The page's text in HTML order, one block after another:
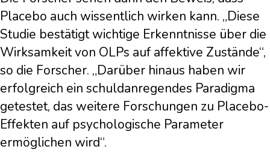
Placebo auch wissentlich wirken kann. „Diese
Studie bestätigt wichtige Erkenntnisse über die
Wirksamkeit von OLPs auf affektive Zustände“,
so die Forscher. „Darüber hinaus haben wir
erfolgreich ein schuldanregendes Paradigma
getestet, das weitere Forschungen zu Placebo-
Effekten auf psychologische Parameter
ermöglichen wird“.